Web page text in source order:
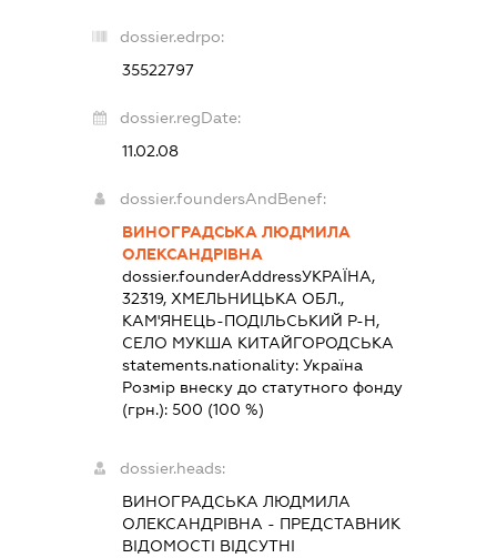
dossier.edrpo:
35522797
dossier.regDate:
11.02.08
dossier.foundersAndBenef:
ВИНОГРАДСЬКА ЛЮДМИЛА
ОЛЕКСАНДРІВНА
dossier.founderAddressУКРАЇНА,
32319, ХМЕЛЬНИЦЬКА ОБЛ.,
КАМ'ЯНЕЦЬ-ПОДІЛЬСЬКИЙ Р-Н,
СЕЛО МУКША КИТАЙГОРОДСЬКА
statements.nationality:Україна
Розмір внеску до статутного фонду
(грн.):500 (100 %)
dossier.heads:
ВИНОГРАДСЬКА ЛЮДМИЛА
ОЛЕКСАНДРІВНА - ПРЕДСТАВНИК
ВІДОМОСТІ ВІДСУТНІ